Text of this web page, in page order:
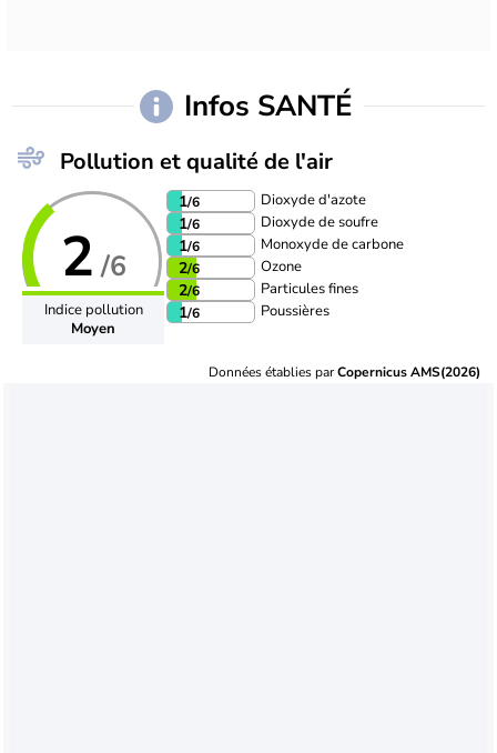
Infos SANTÉ
Pollution et qualité de l'air
2 /6
Indice pollution
Moyen
1/6 Dioxyde d'azote
1/6 Dioxyde de soufre
1/6 Monoxyde de carbone
2/6 Ozone
2/6 Particules fines
1/6 Poussières
Données établies parCopernicus AMS(2026)